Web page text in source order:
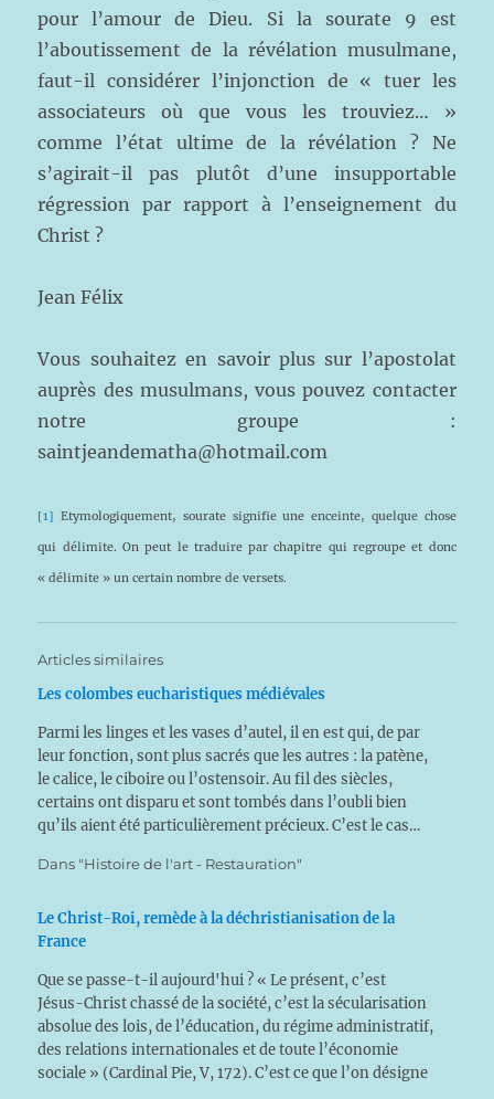
pour l’amour de Dieu. Si la sourate 9 est
l’aboutissement de la révélation musulmane,
faut-il considérer l’injonction de « tuer les
associateurs où que vous les trouviez… »
comme l’état ultime de la révélation ? Ne
s’agirait-il pas plutôt d’une insupportable
régression par rapport à l’enseignement du
Christ ?
Jean Félix
Vous souhaitez en savoir plus sur l’apostolat
auprès des musulmans, vous pouvez contacter
notre groupe :
saintjeandematha@hotmail.com
[1] Etymologiquement, sourate signifie une enceinte, quelque chose
qui délimite. On peut le traduire par chapitre qui regroupe et donc
« délimite » un certain nombre de versets.
Articles similaires
Les colombes eucharistiques médiévales
Parmi les linges et les vases d’autel, il en est qui, de par
leur fonction, sont plus sacrés que les autres : la patène,
le calice, le ciboire ou l’ostensoir. Au fil des siècles,
certains ont disparu et sont tombés dans l’oubli bien
qu’ils aient été particulièrement précieux. C’est le cas…
Dans "Histoire de l'art - Restauration"
Le Christ-Roi, remède à la déchristianisation de la
France
Que se passe-t-il aujourd'hui ? « Le présent, c’est
Jésus-Christ chassé de la société, c’est la sécularisation
absolue des lois, de l’éducation, du régime administratif,
des relations internationales et de toute l’économie
sociale » (Cardinal Pie, V, 172). C’est ce que l’on désigne